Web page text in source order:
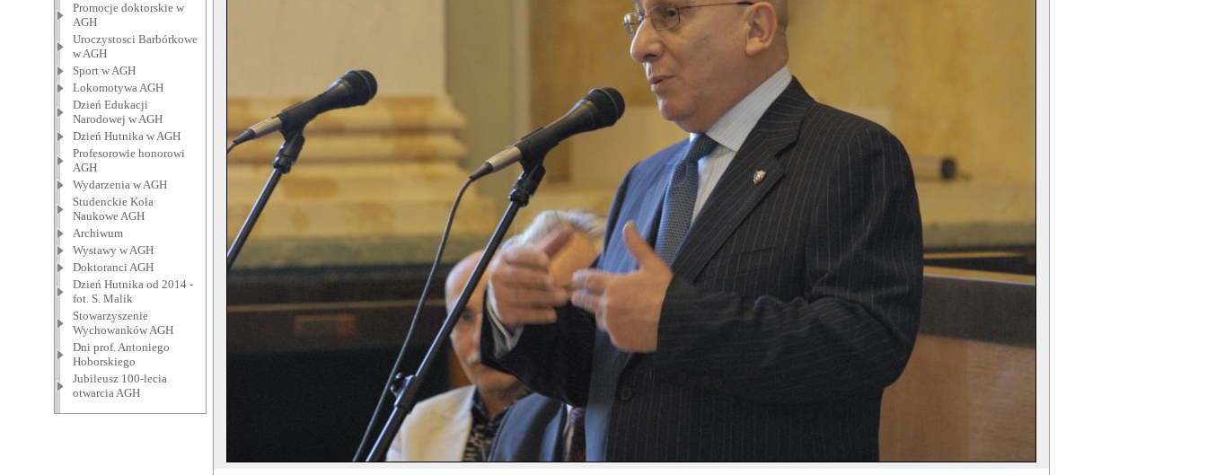
Promocje doktorskie w
AGH
Uroczystosci Barbórkowe
w AGH
Sport w AGH
Lokomotywa AGH
Dzień Edukacji
Narodowej w AGH
Dzień Hutnika w AGH
Profesorowie honorowi
AGH
Wydarzenia w AGH
Studenckie Koła
Naukowe AGH
Archiwum
Wystawy w AGH
Doktoranci AGH
Dzień Hutnika od 2014 -
fot. S. Malik
Stowarzyszenie
Wychowanków AGH
Dni prof. Antoniego
Hoborskiego
Jubileusz 100-lecia
otwarcia AGH